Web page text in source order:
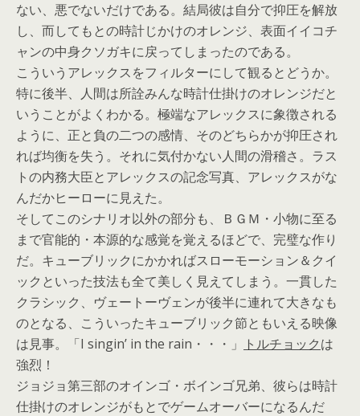
ない、悪でないだけである。結局彼は自分で抑圧を解放
し、而してもとの時計じかけのオレンジ、表面イイコチ
ャンの中身クソガキに戻ってしまったのである。
こういうアレックスをフィルターにして観るとどうか。
特に後半、人間は所詮みんな時計仕掛けのオレンジだと
いうことがよくわかる。極端なアレックスに象徴される
ように、正と負の二つの感情、そのどちらかが抑圧され
れば均衡を失う。それに気付かない人間の滑稽さ。ラス
トの内務大臣とアレックスの記念写真、アレックスがな
んだかヒーローに見えた。
そしてこのシナリオ以外の部分も、ＢＧＭ・小物に至る
まで官能的・本源的な感覚を覚えるほどで、完璧な作り
だ。キューブリックにかかればスローモーション＆クイ
ックといった技法も全て美しく見えてしまう。一貫した
クラシック、ヴェートーヴェンが後半に連れて大きなも
のとなる、こういったキューブリック節ともいえる映像
は見事。「I singin’ in the rain・・・」
トルチョックは
強烈！
ジョジョ第三部のオインゴ・ボインゴ兄弟、彼らは時計
仕掛けのオレンジがもとでゲームオーバーになるんだ